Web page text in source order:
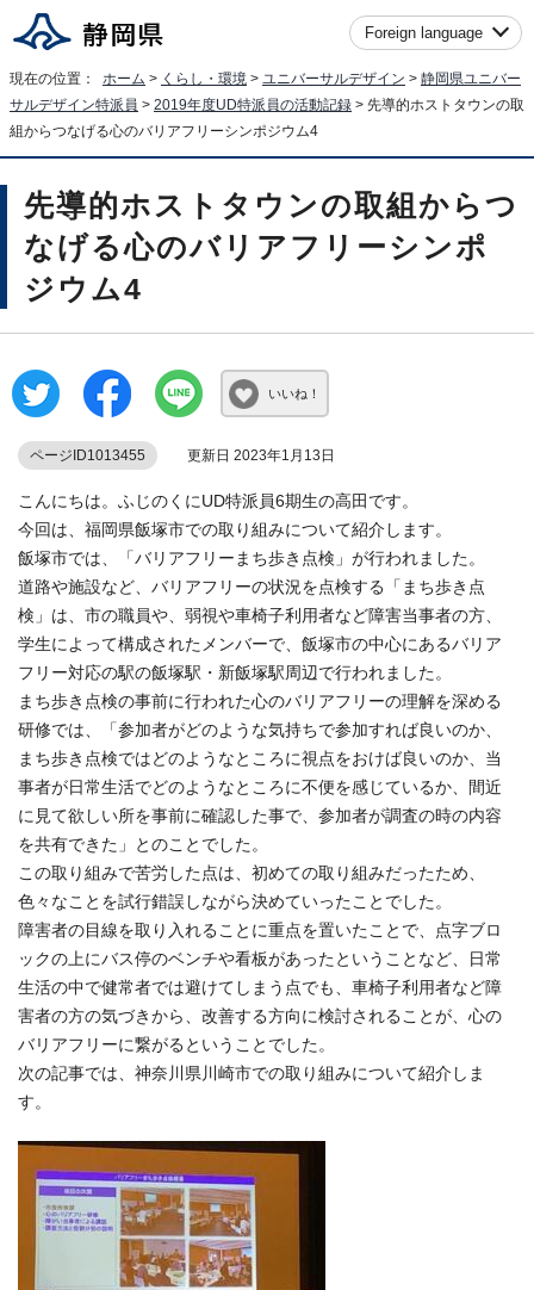
Foreign language
現在の位置： ホーム > くらし・環境 > ユニバーサルデザイン > 静岡県ユニバー
サルデザイン特派員 > 2019年度UD特派員の活動記録 > 先導的ホストタウンの取
組からつなげる心のバリアフリーシンポジウム4
先導的ホストタウンの取組からつ
なげる心のバリアフリーシンポ
ジウム4
いいね！
ページID1013455 更新日 2023年1月13日
こんにちは。ふじのくにUD特派員6期生の高田です。
今回は、福岡県飯塚市での取り組みについて紹介します。
飯塚市では、「バリアフリーまち歩き点検」が行われました。
道路や施設など、バリアフリーの状況を点検する「まち歩き点
検」は、市の職員や、弱視や車椅子利用者など障害当事者の方、
学生によって構成されたメンバーで、飯塚市の中心にあるバリア
フリー対応の駅の飯塚駅・新飯塚駅周辺で行われました。
まち歩き点検の事前に行われた心のバリアフリーの理解を深める
研修では、「参加者がどのような気持ちで参加すれば良いのか、
まち歩き点検ではどのようなところに視点をおけば良いのか、当
事者が日常生活でどのようなところに不便を感じているか、間近
に見て欲しい所を事前に確認した事で、参加者が調査の時の内容
を共有できた」とのことでした。
この取り組みで苦労した点は、初めての取り組みだったため、
色々なことを試行錯誤しながら決めていったことでした。
障害者の目線を取り入れることに重点を置いたことで、点字ブロ
ックの上にバス停のベンチや看板があったということなど、日常
生活の中で健常者では避けてしまう点でも、車椅子利用者など障
害者の方の気づきから、改善する方向に検討されることが、心の
バリアフリーに繋がるということでした。
次の記事では、神奈川県川崎市での取り組みについて紹介しま
す。